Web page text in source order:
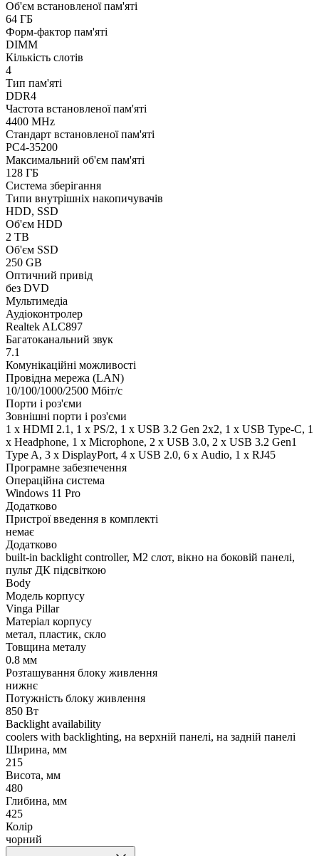
Об'єм встановленої пам'яті
64 ГБ
Форм-фактор пам'яті
DIMM
Кількість слотів
4
Тип пам'яті
DDR4
Частота встановленої пам'яті
4400 MHz
Стандарт встановленої пам'яті
PC4-35200
Максимальний об'єм пам'яті
128 ГБ
Система зберігання
Типи внутрішніх накопичувачів
HDD, SSD
Об'єм HDD
2 TB
Об'єм SSD
250 GB
Оптичний привід
без DVD
Мультимедіа
Аудіоконтролер
Realtek ALC897
Багатоканальний звук
7.1
Комунікаційні можливості
Провідна мережа (LAN)
10/100/1000/2500 Мбіт/с
Порти і роз'єми
Зовнішні порти і роз'єми
1 x HDMI 2.1, 1 x PS/2, 1 x USB 3.2 Gen 2x2, 1 x USB Type-C, 1
x Нeadphone, 1 х Microphone, 2 x USB 3.0, 2 x USB 3.2 Gen1
Type A, 3 x DisplayPort, 4 x USB 2.0, 6 х Audio, 1 x RJ45
Програмне забезпечення
Операційна система
Windows 11 Pro
Додатково
Пристрої введення в комплекті
немає
Додатково
built-in backlight controller, M2 слот, вікно на боковій панелі,
пульт ДК підсвіткою
Body
Модель корпусу
Vinga Pillar
Матеріал корпусу
метал, пластик, скло
Товщина металу
0.8 мм
Розташування блоку живлення
нижнє
Потужність блоку живлення
850 Вт
Backlight availability
coolers with backlighting, на верхній панелі, на задній панелі
Ширина, мм
215
Висота, мм
480
Глибина, мм
425
Колір
чорний